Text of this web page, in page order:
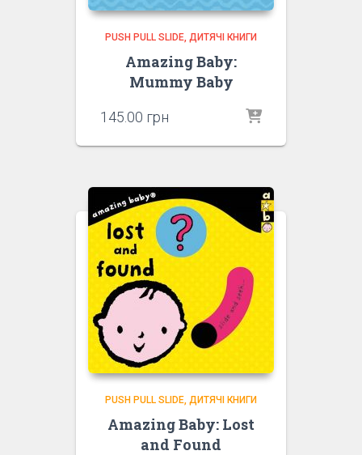
PUSH PULL SLIDE ДИТЯЧІ КНИГИ
Amazing Baby:
Mummy Baby
145.00 грн
PUSH PULL SLIDE ДИТЯЧІ КНИГИ
Amazing Baby: Lost
and Found